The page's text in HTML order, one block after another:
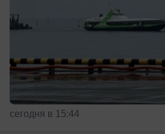
сегодня в 15:44